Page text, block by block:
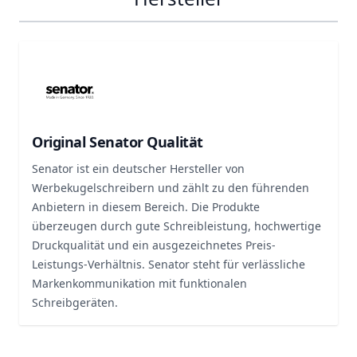
Original Senator Qualität
Senator ist ein deutscher Hersteller von
Werbekugelschreibern und zählt zu den führenden
Anbietern in diesem Bereich. Die Produkte
überzeugen durch gute Schreibleistung, hochwertige
Druckqualität und ein ausgezeichnetes Preis-
Leistungs-Verhältnis. Senator steht für verlässliche
Markenkommunikation mit funktionalen
Schreibgeräten.